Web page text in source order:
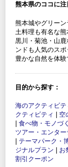
熊本県のココに注
熊本城やグリー
土料理も有名な熊
黒川・菊池・山
ンドも人気のスポ
豊かな自然を体
目的から探す：
海のアクティビテ
クティビティ
空
食べ物・モノづ
ツアー・エンター
テーマパーク・
ジナルプラン
お
割引クーポン